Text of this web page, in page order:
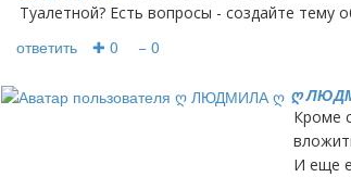
туалетной? Есть вопросы - создайте тему
ответить ✚ 0 − 0
ღ
Кроме соблюдения всех шагов рецепта, нужно
И еще